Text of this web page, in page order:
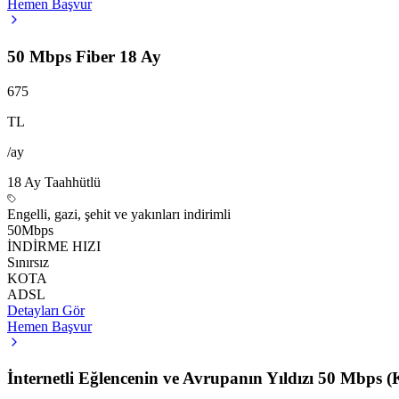
Hemen Başvur
50 Mbps Fiber 18 Ay
675
TL
/ay
18 Ay Taahhütlü
Engelli, gazi, şehit ve yakınları indirimli
50Mbps
İNDİRME HIZI
Sınırsız
KOTA
ADSL
Detayları Gör
Hemen Başvur
İnternetli Eğlencenin ve Avrupanın Yıldızı 50 Mbps